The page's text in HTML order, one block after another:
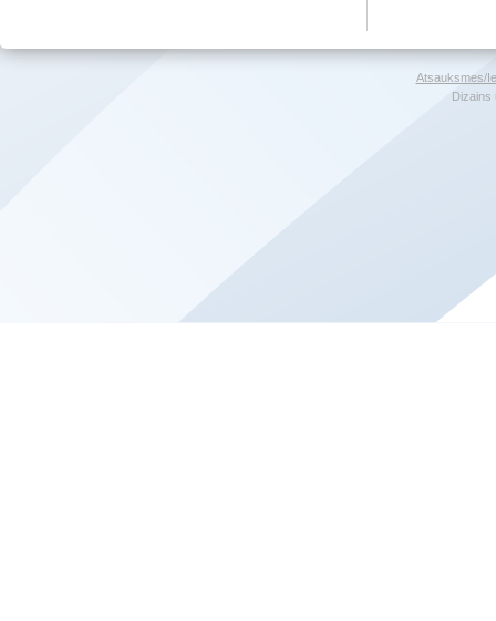
Atsauksmes/
Dizains